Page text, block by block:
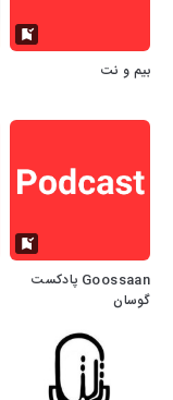
بیم و‌ نت
Goossaan پادکست
گوسان